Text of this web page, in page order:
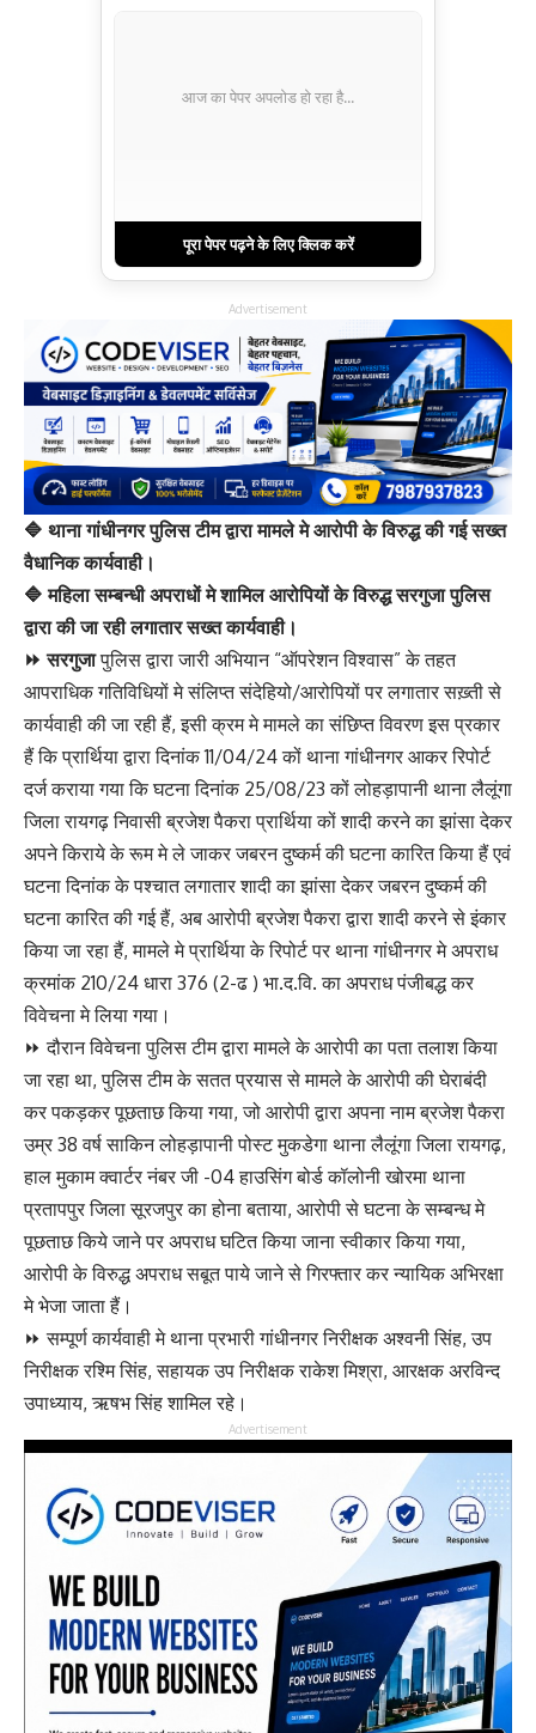
आज का पेपर अपलोड हो रहा है...
पूरा पेपर पढ़ने के लिए क्लिक करें
Advertisement
🔷 थाना गांधीनगर पुलिस टीम द्वारा मामले मे आरोपी के विरुद्ध की गई सख्त
वैधानिक कार्यवाही।
🔷 महिला सम्बन्धी अपराधों मे शामिल आरोपियों के विरुद्ध सरगुजा पुलिस
द्वारा की जा रही लगातार सख्त कार्यवाही।
⏩ सरगुजापुलिस द्वारा जारी अभियान “ऑपरेशन विश्वास” के तहत
आपराधिक गतिविधियों मे संलिप्त संदेहियो/आरोपियों पर लगातार सख़्ती से
कार्यवाही की जा रही हैं, इसी क्रम मे मामले का संछिप्त विवरण इस प्रकार
हैं कि प्रार्थिया द्वारा दिनांक 11/04/24 कों थाना गांधीनगर आकर रिपोर्ट
दर्ज कराया गया कि घटना दिनांक 25/08/23 कों लोहड़ापानी थाना लैलूंगा
जिला रायगढ़ निवासी ब्रजेश पैकरा प्रार्थिया कों शादी करने का झांसा देकर
अपने किराये के रूम मे ले जाकर जबरन दुष्कर्म की घटना कारित किया हैं एवं
घटना दिनांक के पश्चात लगातार शादी का झांसा देकर जबरन दुष्कर्म की
घटना कारित की गई हैं, अब आरोपी ब्रजेश पैकरा द्वारा शादी करने से इंकार
किया जा रहा हैं, मामले मे प्रार्थिया के रिपोर्ट पर थाना गांधीनगर मे अपराध
क्रमांक 210/24 धारा 376 (2-ढ ) भा.द.वि. का अपराध पंजीबद्ध कर
विवेचना मे लिया गया।
⏩ दौरान विवेचना पुलिस टीम द्वारा मामले के आरोपी का पता तलाश किया
जा रहा था, पुलिस टीम के सतत प्रयास से मामले के आरोपी की घेराबंदी
कर पकड़कर पूछताछ किया गया, जो आरोपी द्वारा अपना नाम ब्रजेश पैकरा
उम्र 38 वर्ष साकिन लोहड़ापानी पोस्ट मुकडेगा थाना लैलूंगा जिला रायगढ़,
हाल मुकाम क्वार्टर नंबर जी -04 हाउसिंग बोर्ड कॉलोनी खोरमा थाना
प्रतापपुर जिला सूरजपुर का होना बताया, आरोपी से घटना के सम्बन्ध मे
पूछताछ किये जाने पर अपराध घटित किया जाना स्वीकार किया गया,
आरोपी के विरुद्ध अपराध सबूत पाये जाने से गिरफ्तार कर न्यायिक अभिरक्षा
मे भेजा जाता हैं।
⏩ सम्पूर्ण कार्यवाही मे थाना प्रभारी गांधीनगर निरीक्षक अश्वनी सिंह, उप
निरीक्षक रश्मि सिंह, सहायक उप निरीक्षक राकेश मिश्रा, आरक्षक अरविन्द
उपाध्याय, ऋषभ सिंह शामिल रहे।
Advertisement